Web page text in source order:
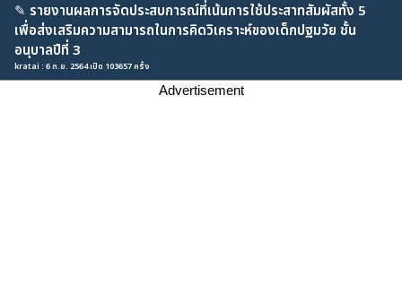
✎ รายงานผลการจัดประสบการณ์ที่เน้นการใช้ประสาทสัมผัสทั้ง 5
เพื่อส่งเสริมความสามารถในการคิดวิเคราะห์ของเด็กปฐมวัย ชั้น
อนุบาลปีที่ 3
kratai : 6 ก.ย. 2564 เปิด 103657 ครั้ง
Advertisement